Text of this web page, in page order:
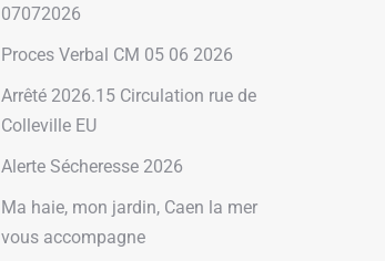
07072026
Proces Verbal CM 05 06 2026
Arrêté 2026.15 Circulation rue de
Colleville EU
Alerte Sécheresse 2026
Ma haie, mon jardin, Caen la mer
vous accompagne